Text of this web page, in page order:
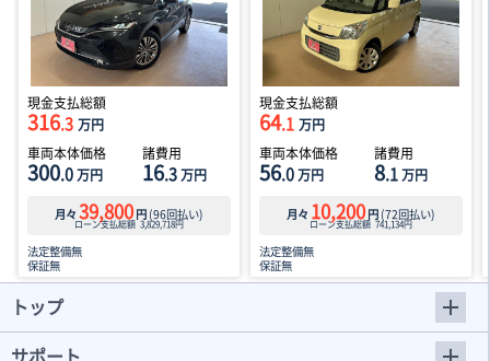
現金支払総額
316.3 万円
車両本体価格
300.0万円
諸費用
16.3万円
月々 39,800円 (96回払い)
ローン支払総額 3,829,718円
法定整備無
保証無
現金支払総額
64.1 万円
車両本体価格
56.0万円
諸費用
8.1万円
月々 10,200円 (72回払い)
ローン支払総額 741,134円
法定整備無
保証無
トップ
サポート